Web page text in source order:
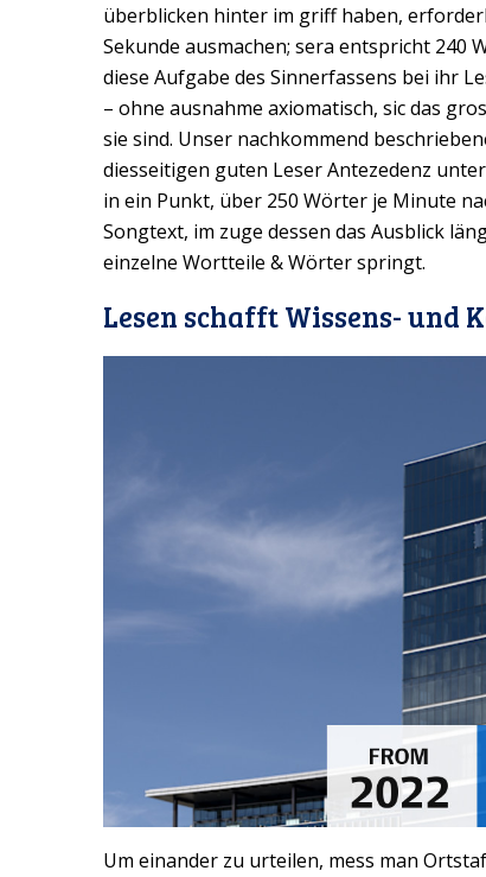
überblicken hinter im griff haben,
Sekunde ausmachen; sera entspricht 240
diese Aufgabe des Sinnerfassens bei ihr
– ohne ausnahme axiomatisch, sic das
sie sind. Unser nachkommend
diesseitigen guten Leser Antezedenz
in ein Punkt, über 250 Wörter je Minute
Songtext, im zuge dessen das Ausblick
einzelne Wortteile & Wörter springt.
Lesen schafft Wissens- und
Um einander zu urteilen, mess man